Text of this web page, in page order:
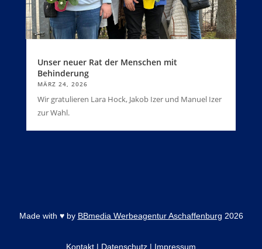
Unser neuer Rat der Menschen mit
Behinderung
MÄRZ 24, 2026
Wir gratulieren Lara Hock, Jakob Izer und Manuel Izer
zur Wahl.
Made with ♥by BBmedia Werbeagentur Aschaffenburg 2026
Kontakt | Datenschutz | Impressum